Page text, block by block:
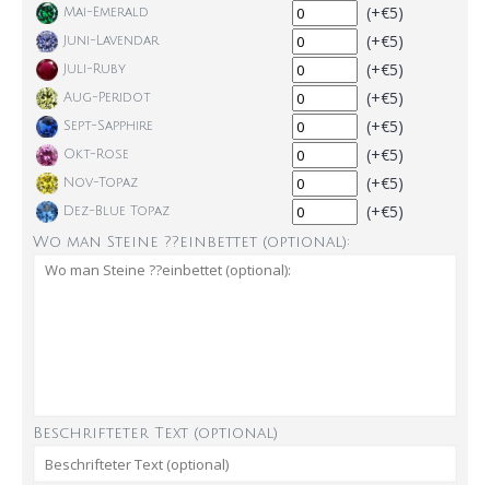
Mai-Emerald (+€5)
Juni-Lavendar (+€5)
Juli-Ruby (+€5)
Aug-Peridot (+€5)
Sept-Sapphire (+€5)
Okt-Rose (+€5)
Nov-Topaz (+€5)
Dez-Blue Topaz (+€5)
Wo man Steine ??einbettet (optional):
Beschrifteter Text (optional)